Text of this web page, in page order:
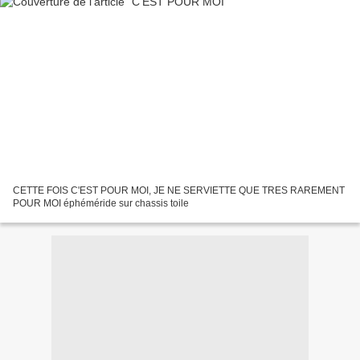
CETTE FOIS C'EST POUR MOI, JE NE SERVIETTE QUE TRES RAREMENT
POUR MOI éphéméride sur chassis toile